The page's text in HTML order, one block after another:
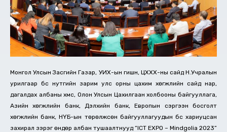
Монгол Улсын Засгийн Газар, УИХ-ын гишүүн, ЦХХХ-ны сайд Н.Учралын
урилгаар бүс нутгийн зарим улс орны цахим хөгжлийн сайд нар,
дагалдах албаны хүмүүс, Олон Улсын Цахилгаан холбооны байгууллага,
Азийн хөгжлийн банк, Дэлхийн банк, Европын сэргээн босголт
хөгжлийн банк, НҮБ-ын төрөлжсөн байгууллагуудын бүс хариуцсан
захирал зэрэг өндөр албан тушаалтнууд “ICT EXPO – Mindgolia 2023”